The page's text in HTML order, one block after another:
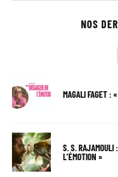
NOS
MAGALI FAGET :
S. S. RAJAMOULI
L’ÉMOTION »